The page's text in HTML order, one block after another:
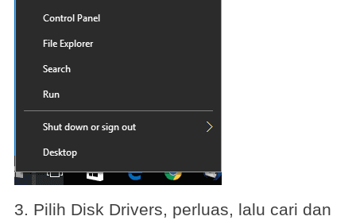
3. Pilih Disk Drivers, perluas, lalu cari dan